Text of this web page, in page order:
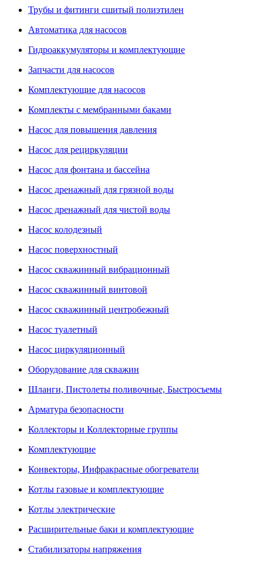
Трубы и фитинги сшитый полиэтилен
Автоматика для насосов
Гидроаккумуляторы и комплектующие
Запчасти для насосов
Комплектующие для насосов
Комплекты с мембранными баками
Насос для повышения давления
Насос для рециркуляции
Насос для фонтана и бассейна
Насос дренажный для грязной воды
Насос дренажный для чистой воды
Насос колодезный
Насос поверхностный
Насос скважинный вибрационный
Насос скважинный винтовой
Насос скважинный центробежный
Насос туалетный
Насос циркуляционный
Оборудование для скважин
Шланги, Пистолеты поливочные, Быстросъемы
Арматура безопасности
Коллекторы и Коллекторные группы
Комплектующие
Конвекторы, Инфракрасные обогреватели
Котлы газовые и комплектующие
Котлы электрические
Расширительные баки и комплектующие
Стабилизаторы напряжения